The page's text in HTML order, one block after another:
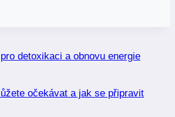
detoxikaci a obnovu energie
očekávat a jak se připravit